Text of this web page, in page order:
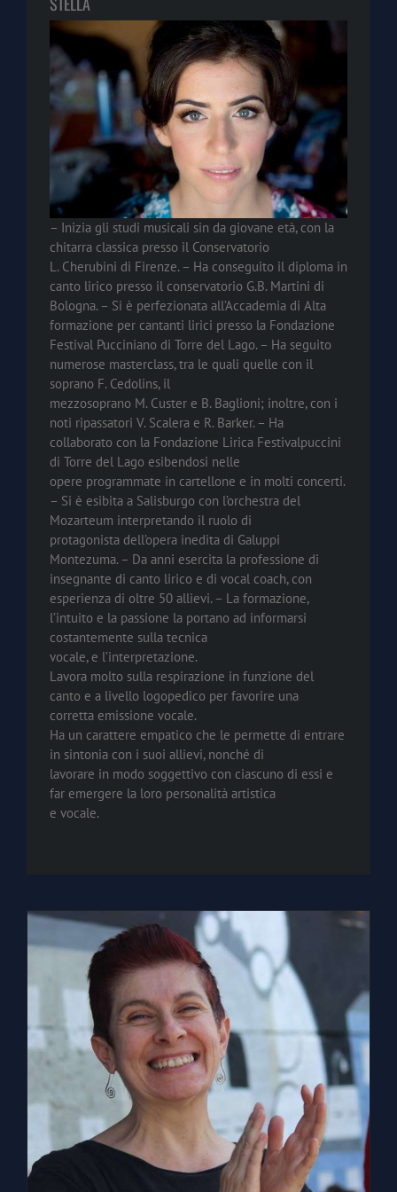
– Inizia gli studi musicali sin da giovane età, con la
chitarra classica presso il Conservatorio
L. Cherubini di Firenze. – Ha conseguito il diploma in
canto lirico presso il conservatorio G.B. Martini di
Bologna. – Si è perfezionata all’Accademia di Alta
formazione per cantanti lirici presso la Fondazione
Festival Pucciniano di Torre del Lago. – Ha seguito
numerose masterclass, tra le quali quelle con il
soprano F. Cedolins, il
mezzosoprano M. Custer e B. Baglioni; inoltre, con i
noti ripassatori V. Scalera e R. Barker. – Ha
collaborato con la Fondazione Lirica Festivalpuccini
di Torre del Lago esibendosi nelle
opere programmate in cartellone e in molti concerti.
– Si è esibita a Salisburgo con l’orchestra del
Mozarteum interpretando il ruolo di
protagonista dell’opera inedita di Galuppi
Montezuma. – Da anni esercita la professione di
insegnante di canto lirico e di vocal coach, con
esperienza di oltre 50 allievi. – La formazione,
l’intuito e la passione la portano ad informarsi
costantemente sulla tecnica
vocale, e l’interpretazione.
Lavora molto sulla respirazione in funzione del
canto e a livello logopedico per favorire una
corretta emissione vocale.
Ha un carattere empatico che le permette di entrare
in sintonia con i suoi allievi, nonché di
lavorare in modo soggettivo con ciascuno di essi e
far emergere la loro personalità artistica
e vocale.